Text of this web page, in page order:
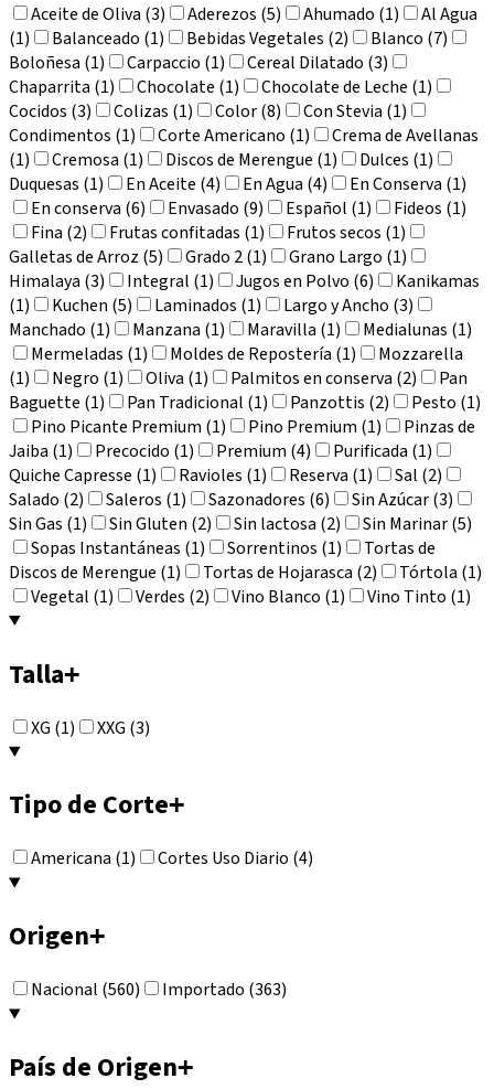
Aceite de Oliva (3) Aderezos (5) Ahumado (1)
Al Agua
(1)
Balanceado (1) Bebidas Vegetales (2)
Blanco (7)
Boloñesa (1)
Carpaccio (1)
Cereal Dilatado (3)
Chaparrita (1)
Chocolate (1)
Chocolate de Leche (1)
Cocidos (3)
Colizas (1) Color (8)
Con Stevia (1)
Condimentos (1)
Corte Americano (1)
Crema de Avellanas
(1)
Cremosa (1) Discos de Merengue (1)
Dulces (1)
Duquesas (1)
En Aceite (4) En Agua (4)
En Conserva (1)
En conserva (6)
Envasado (9) Español (1)
Fideos (1)
Fina (2)
Frutas confitadas (1)
Frutos secos (1)
Galletas de Arroz (5)
Grado 2 (1)
Grano Largo (1)
Himalaya (3)
Integral (1) Jugos en Polvo (6)
Kanikamas
(1)
Kuchen (5) Laminados (1)
Largo y Ancho (3)
Manchado (1)
Manzana (1) Maravilla (1)
Medialunas (1)
Mermeladas (1)
Moldes de Repostería (1)
Mozzarella
(1)
Negro (1) Oliva (1) Palmitos en conserva (2)
Pan
Baguette (1)
Pan Tradicional (1) Panzottis (2)
Pesto (1)
Pino Picante Premium (1)
Pino Premium (1)
Pinzas de
Jaiba (1)
Precocido (1) Premium (4)
Purificada (1)
Quiche Capresse (1)
Ravioles (1) Reserva (1)
Sal (2)
Salado (2)
Saleros (1) Sazonadores (6)
Sin Azúcar (3)
Sin Gas (1)
Sin Gluten (2) Sin lactosa (2)
Sin Marinar (5)
Sopas Instantáneas (1)
Sorrentinos (1)
Tortas de
Discos de Merengue (1)
Tortas de Hojarasca (2)
Tórtola (1)
Vegetal (1)
Verdes (2) Vino Blanco (1) Vino Tinto (1)
Talla+
XG (1) XXG (3)
Tipo de Corte+
Americana (1) Cortes Uso Diario (4)
Origen+
Nacional (560) Importado (363)
País de Origen+